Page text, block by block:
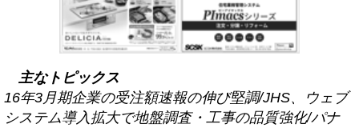
主なトピックス
16年3月期企業の受注額速報の伸び堅調/JHS、ウェブ
システム導入拡大で地盤調査・工事の品質強化/パナ